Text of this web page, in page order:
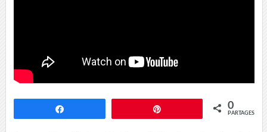
0
PARTAGES